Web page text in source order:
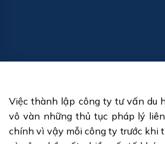
Việc thành lập công ty tư vấn du
vô vàn những thủ tục pháp lý
chính vì vậy mỗi công ty trước khi